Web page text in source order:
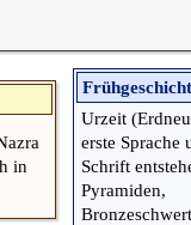
in
Urzeit
erste Sprache
Schrift
Pyramiden,